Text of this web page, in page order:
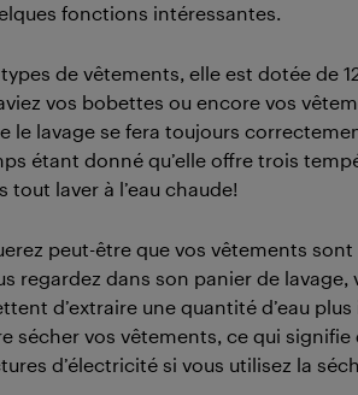
fonctions intéressantes.
de vêtements, elle est dotée de
vos bobettes ou encore vos
le lavage se fera toujours
étant donné qu’elle offre trois
laver à l’eau chaude!
peut-être que vos vêtements sont
regardez dans son panier de
d’extraire une quantité d’eau
sécher vos vêtements, ce qui
d’électricité si vous utilisez la